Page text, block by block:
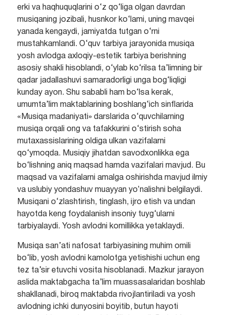
erki va haqhuquqlarini o‘z qo‘liga olgan davrdan
musiqaning jozibali, husnkor ko‘lami, uning mavqei
yanada kengaydi, jamiyatda tutgan o‘rni
mustahkamlandi. O‘quv tarbiya jarayonida musiqa
yosh avlodga axloqiy-estetik tarbiya berishning
asosiy shakli hisoblandi, o‘ylab ko‘rilsa ta’limning bir
qadar jadallashuvi samaradorligi unga bog‘liqligi
kunday ayon. Shu sababli ham bo‘lsa kerak,
umumta’lim maktablarining boshlang‘ich sinflarida
«Musiqa madaniyati» darslarida o‘quvchilarning
musiqa orqali ong va tafakkurini o‘stirish soha
mutaxassislarining oldiga ulkan vazifalarni
qo‘ymoqda. Musiqiy jihatdan savodxonlikka ega
bo‘lishning aniq maqsad hamda vazifalari mavjud. Bu
maqsad va vazifalarni amalga oshirishda mavjud ilmiy
va uslubiy yondashuv muayyan yoʼnalishni belgilaydi.
Musiqani o‘zlashtirish, tinglash, ijro etish va undan
hayotda keng foydalanish insoniy tuyg‘ularni
tarbiyalaydi. Yosh avlodni komillikka yetaklaydi.
Musiqa san’ati nafosat tarbiyasining muhim omili
bo‘lib, yosh avlodni kamolotga yetishishi uchun eng
tez ta’sir etuvchi vosita hisoblanadi. Mazkur jarayon
aslida maktabgacha ta’lim muassasalaridan boshlab
shakllanadi, biroq maktabda rivojlantiriladi va yosh
avlodning ichki dunyosini boyitib, butun hayoti